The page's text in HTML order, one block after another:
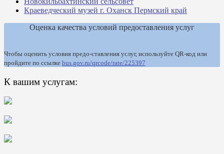
Краеведческий музей г. Оханск Пермский край
Оценка качества условий предоставления услуг
Чтобы оценить условия предо-ставления услуг, используйте QR-код или
пройдите по ссылке bus.gov.ru/qrcode/rate/225397
К вашим услугам: